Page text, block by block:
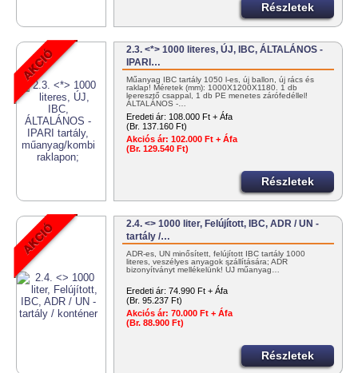
Részletek
2.3. <*> 1000 literes, ÚJ, IBC, ÁLTALÁNOS -
IPARI…
Műanyag IBC tartály 1050 l-es, új ballon, új rács és
raklap! Méretek (mm): 1000X1200X1180. 1 db
leeresztő csappal, 1 db PE menetes zárófedéllel!
ÁLTALÁNOS -…
Eredeti ár: 108.000 Ft + Áfa
(Br. 137.160 Ft)
Akciós ár: 102.000 Ft + Áfa
(Br. 129.540 Ft)
Részletek
2.4. <> 1000 liter, Felújított, IBC, ADR / UN -
tartály /…
ADR-es, UN minősített, felújított IBC tartály 1000
literes, veszélyes anyagok szállítására; ADR
bizonyítványt mellékelünk! ÚJ műanyag…
Eredeti ár: 74.990 Ft + Áfa
(Br. 95.237 Ft)
Akciós ár: 70.000 Ft + Áfa
(Br. 88.900 Ft)
Részletek